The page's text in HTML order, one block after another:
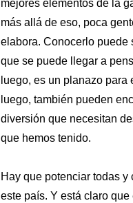
mejores elementos de la
más allá de eso, poca
elabora. Conocerlo puede
que se puede llegar a
luego, es un planazo
luego, también pueden
diversión que necesitan
que hemos tenido.
Hay que potenciar todas
este país. Y está claro